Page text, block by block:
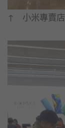
↑ 小米專賣店